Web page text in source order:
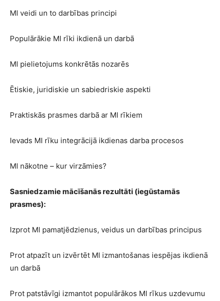
MI veidi un to darbības principi
Populārākie MI rīki ikdienā un darbā
MI pielietojums konkrētās nozarēs
Ētiskie, juridiskie un sabiedriskie aspekti
Praktiskās prasmes darbā ar MI rīkiem
Ievads MI rīku integrācijā ikdienas darba procesos
MI nākotne – kur virzāmies?
Sasniedzamie mācīšanās rezultāti (iegūstamās
prasmes):
Izprot MI pamatjēdzienus, veidus un darbības principus
Prot atpazīt un izvērtēt MI izmantošanas iespējas ikdienā
un darbā
Prot patstāvīgi izmantot populārākos MI rīkus uzdevumu